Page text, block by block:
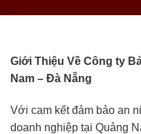
Giới Thiệu Về Công ty
Nam – Đà Nẵng
Với cam kết đảm bảo an
doanh nghiệp tại Quảng